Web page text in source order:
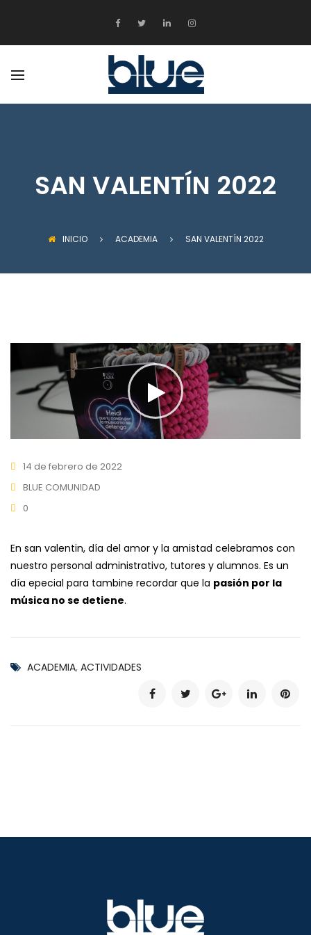
SAN VALENTÍN 2022
INICIO ACADEMIA SAN VALENTÍN 2022
14 de febrero de 2022
BLUE COMUNIDAD
0
En san valentin, día del amor y la amistad celebramos con
nuestro personal administrativo, tutores y alumnos. Es un
día epecial para tambine recordar que la pasión por la
música no se detiene.
ACADEMIA, ACTIVIDADES